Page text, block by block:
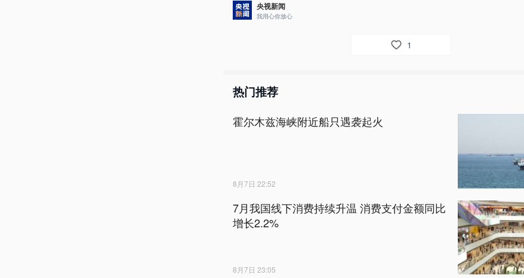
央视新闻
我用心你放心
1
热门推荐
霍尔木兹海峡附近船只遇袭起火
8月7日 22:52
7月我国线下消费持续升温 消费支付金额同比
增长2.2%
8月7日 23:05